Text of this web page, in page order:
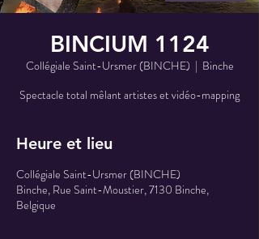
BINCIUM 1124
Collégiale Saint-Ursmer (BINCHE)
  |
Binche
Spectacle total mêlant artistes et vidéo-mapping
Heure et lieu
Collégiale Saint-Ursmer (BINCHE)
Binche, Rue Saint-Moustier, 7130 Binche,
Belgique